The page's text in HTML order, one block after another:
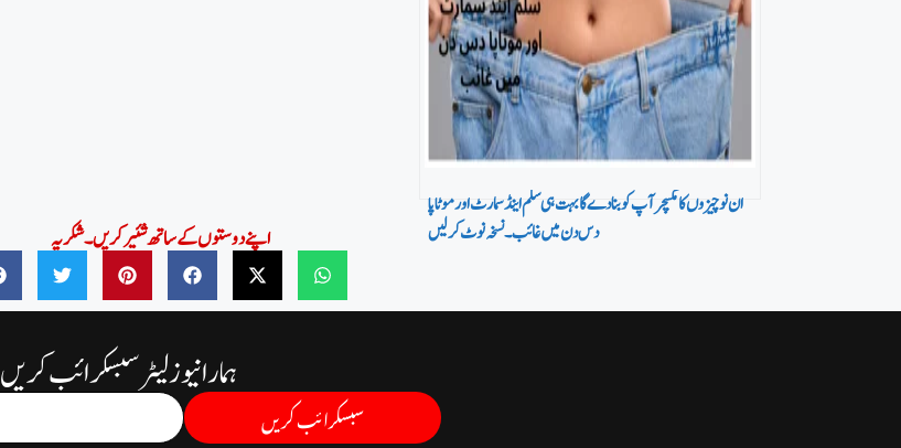
ان نو چیزوں کا مکسچر آپ کو بنا دے گا بہت ہی سلم اینڈ سمارٹ اور موٹاپا
دس دن میں غائب۔ نسخہ نوٹ کر لیں
اپنے دوستوں کے ساتھ شئیر کریں۔شکریہ
ہمارا نیوز لیٹر سبسکرائب کریں
سبسکرائب کریں